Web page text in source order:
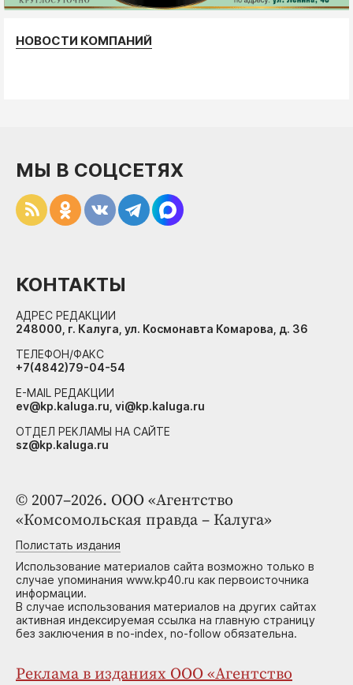
НОВОСТИ КОМПАНИЙ
© 2007–2026. ООО «Агентство
«Комсомольская правда – Калуга»
Полистать издания
Использование материалов сайта возможно только в
случае упоминания www.kp40.ru как первоисточника
информации.
В случае использования материалов на других сайтах
активная индексируемая ссылка на главную страницу
без заключения в no-index, no-follow обязательна.
Реклама в изданиях ООО «Агентство
МЫ В СОЦСЕТЯХ
КОНТАКТЫ
АДРЕС РЕДАКЦИИ
248000, г. Калуга, ул. Космонавта Комарова, д. 36
ТЕЛЕФОН/ФАКС
+7(4842)79-04-54
E-MAIL РЕДАКЦИИ
ev@kp.kaluga.ru, vi@kp.kaluga.ru
ОТДЕЛ РЕКЛАМЫ НА САЙТЕ
sz@kp.kaluga.ru